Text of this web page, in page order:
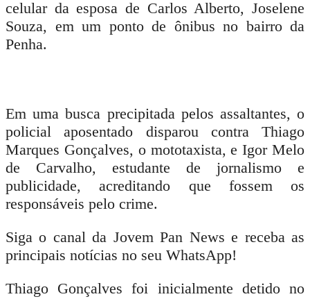
celular da esposa de Carlos Alberto, Joselene
Souza, em um ponto de ônibus no bairro da
Penha.
Em uma busca precipitada pelos assaltantes, o
policial aposentado disparou contra Thiago
Marques Gonçalves, o mototaxista, e Igor Melo
de Carvalho, estudante de jornalismo e
publicidade, acreditando que fossem os
responsáveis pelo crime.
Siga o canal da Jovem Pan News e receba as
principais notícias no seu WhatsApp!
Thiago Gonçalves foi inicialmente detido no